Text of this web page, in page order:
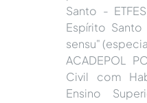
Santo -
Espírito
sensu"
ACADEPOL
Civil com
Ensino